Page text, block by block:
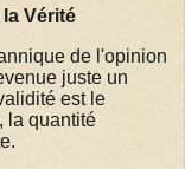
Vérité
de l'opinion
juste un
est le
la quantité